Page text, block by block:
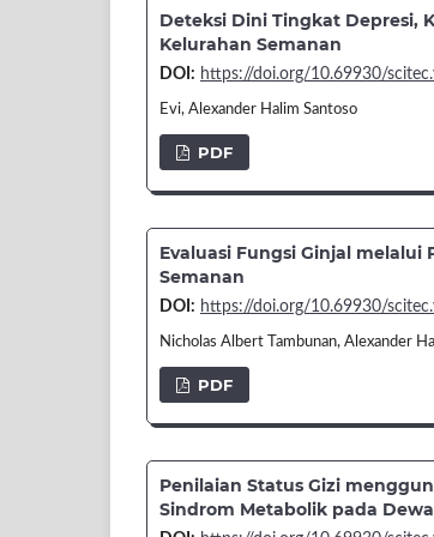
Deteksi Dini Tingkat Depresi,
Kelurahan Semanan
DOI: https://doi.org/10.69930/
Evi, Alexander Halim Santoso
PDF
Evaluasi Fungsi Ginjal melalui
Semanan
DOI: https://doi.org/10.69930/
Nicholas Albert Tambunan, Alexander
PDF
Penilaian Status Gizi
Sindrom Metabolik pada